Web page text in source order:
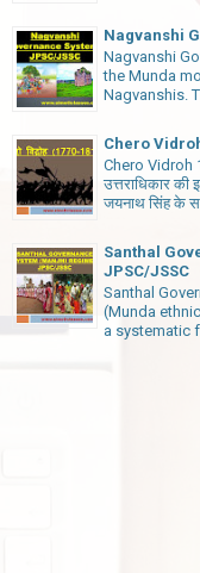
Nagvanshi
Nagvanshi
the Munda
Nagvanshis.
Chero Vidroh
Chero Vidroh
उत्तराधिकार की
जयनाथ सिंह के
Santhal
JPSC/JSSC
Santhal
(Munda
a systematic